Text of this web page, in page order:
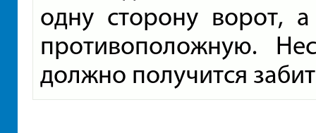
одну сторону ворот,
противоположную.
должно получится